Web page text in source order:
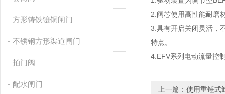
方形铸铁镶铜闸门
不锈钢方形渠道闸门
拍门阀
配水闸门
2.阀芯使用高性能耐磨
3.具有开启关闭灵活，
特点。
4.EFV系列电动流量控
上一篇： 使用重锤式